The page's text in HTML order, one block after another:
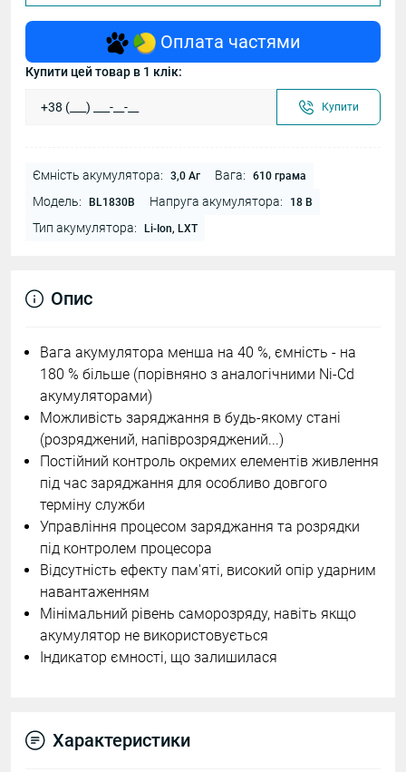
Оплата частями
Купити цей товар в 1 клік:
Купити
Ємність акумулятора: 3,0 Аг Вага: 610 грама
Модель: BL1830B Напруга акумулятора: 18 В
Тип акумулятора: Li-Ion, LXT
Опис
Вага акумулятора менша на 40 %, ємність - на
180 % більше (порівняно з аналогічними Ni-Cd
акумуляторами)
Можливість заряджання в будь-якому стані
(розряджений, напіврозряджений...)
Постійний контроль окремих елементів живлення
під час заряджання для особливо довгого
терміну служби
Управління процесом заряджання та розрядки
під контролем процесора
Відсутність ефекту пам'яті, високий опір ударним
навантаженням
Мінімальний рівень саморозряду, навіть якщо
акумулятор не використовується
Індикатор ємності, що залишилася
Характеристики